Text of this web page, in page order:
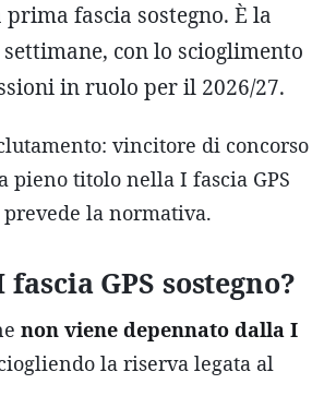
fascia sostegno. È la
con lo scioglimento
in ruolo per il 2026/27.
vincitore di concorso
pieno titolo nella I fascia GPS
prevede la normativa.
GPS sostegno?
non viene depennato dalla I
la riserva legata al